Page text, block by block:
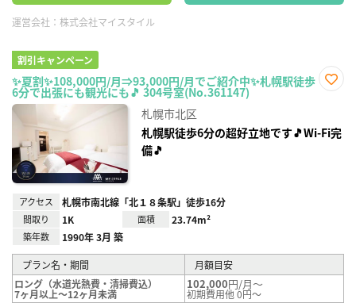
運営会社： 株式会社マイスタイル
割引キャンペーン
✨夏割✨108,000円/月⇒93,000円/月でご紹介中✨札幌駅徒歩
6分で出張にも観光にも🎵 304号室(No.361147)
録
札幌市北区
札幌駅徒歩6分の超好立地です🎵Wi-Fi完
備🎵
アクセス 札幌市南北線「北１８条駅」徒歩16分
間取り 1K 面積 23.74m²
築年数 1990年 3月 築
プラン名・期間
月額目安
ロング（水道光熱費・清掃費込）
7ヶ月以上～12ヶ月未満
102,000円/月～
初期費用他 0円～